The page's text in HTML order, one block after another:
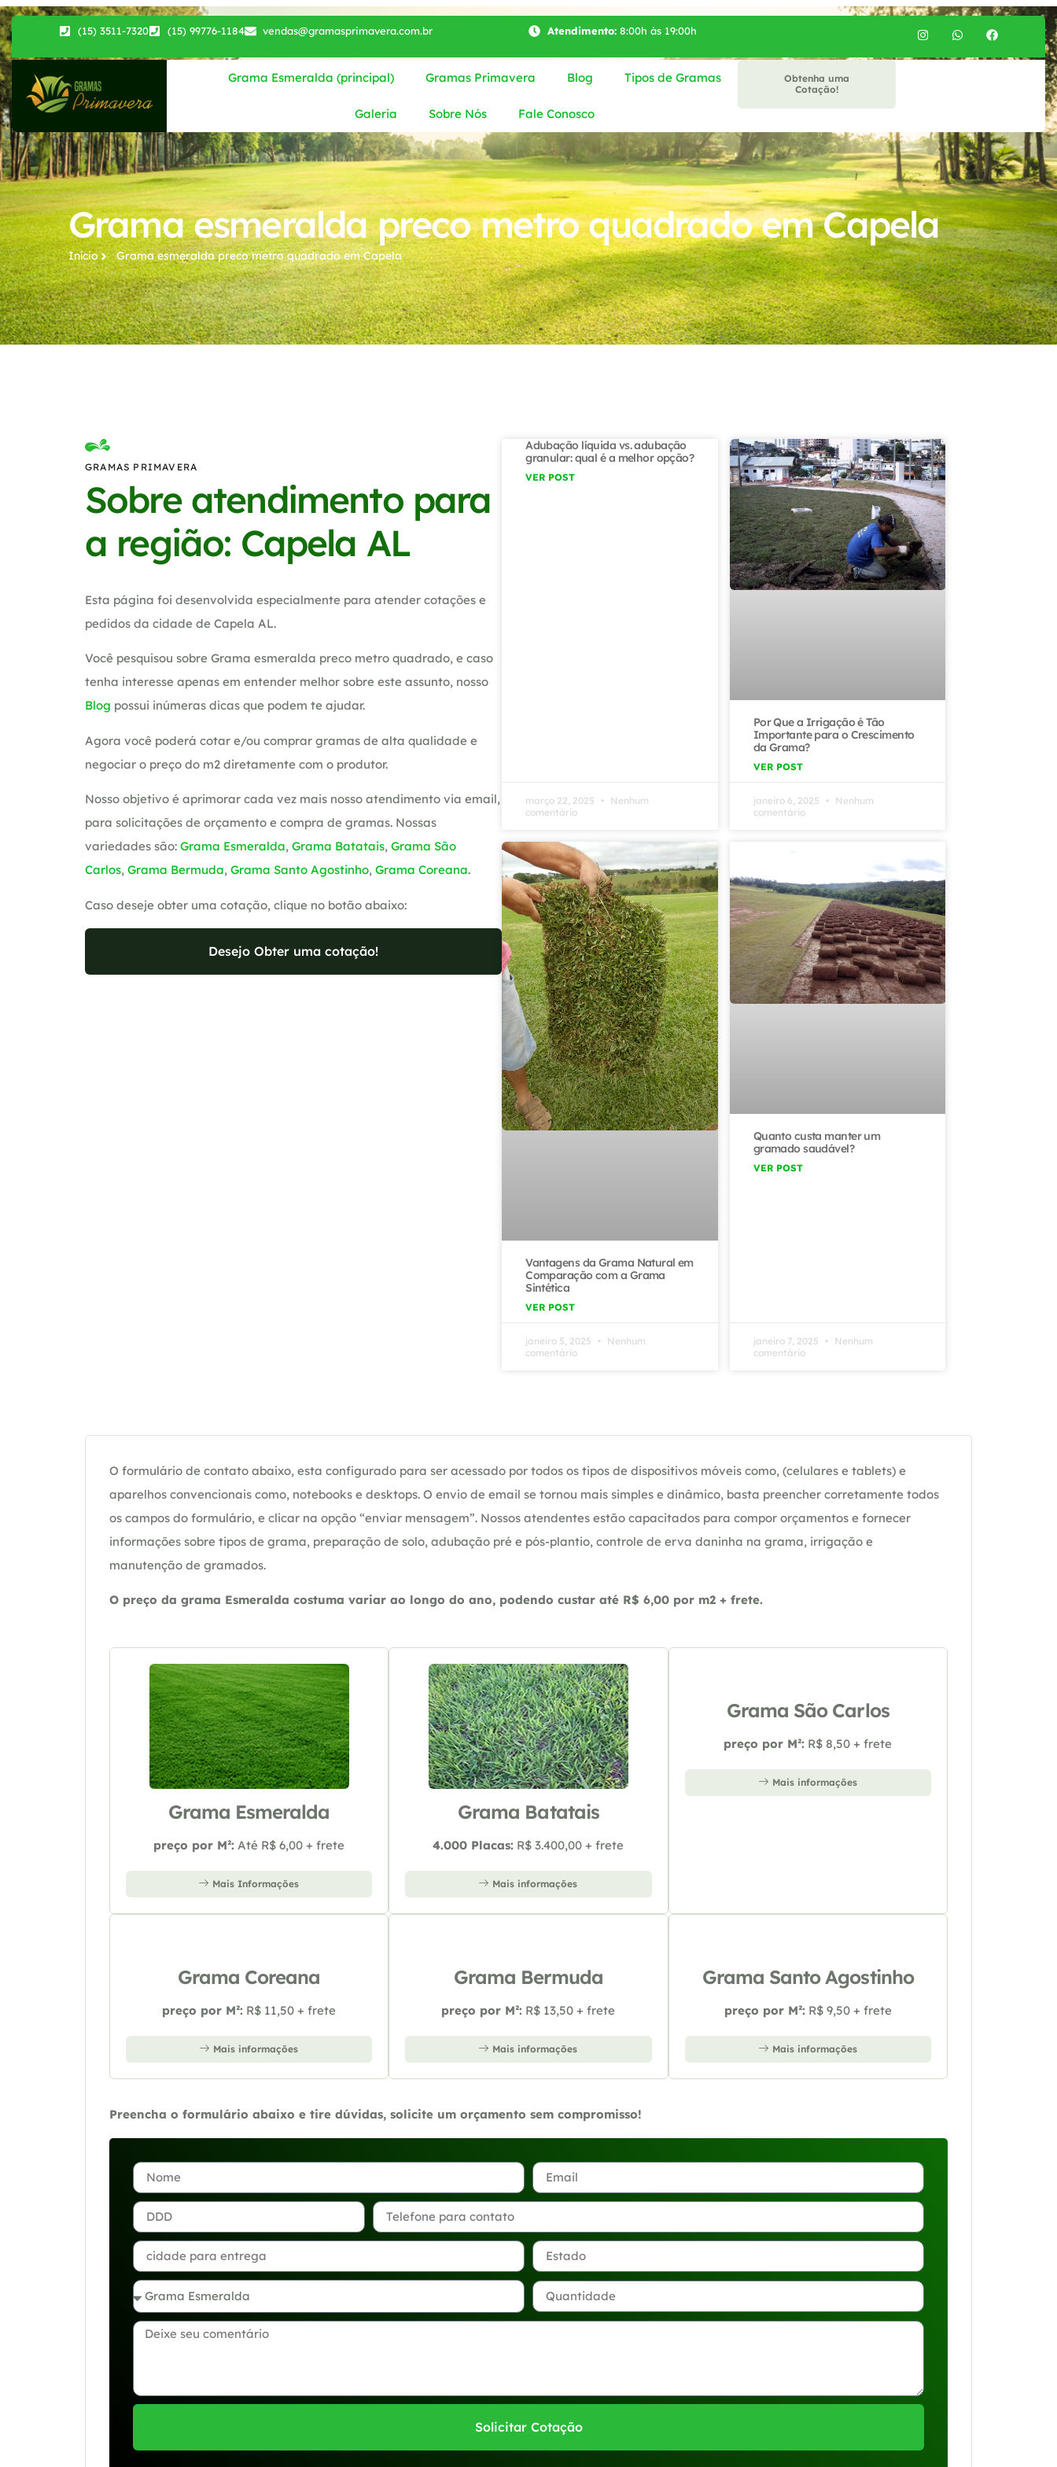
(15) 3511-7320 (15) 99776-1184 vendas@gramasprimavera.com.br Atendimento:8:00h às 19:00h
Grama Esmeralda (principal) Gramas Primavera Blog Tipos de Gramas
Galeria Sobre Nós Fale Conosco
Obtenha uma
Cotação!
Grama esmeralda preco metro quadrado em Capela
Início Grama esmeralda preco metro quadrado​ em Capela
GRAMAS PRIMAVERA
Sobre atendimento para
a região: Capela AL
Esta página foi desenvolvida especialmente para atender cotações e
pedidos da cidade de Capela AL.
Você pesquisou sobre Grama esmeralda preco metro quadrado, e caso
tenha interesse apenas em entender melhor sobre este assunto, nosso
Blog possui inúmeras dicas que podem te ajudar.
Agora você poderá cotar e/ou comprar gramas de alta qualidade e
negociar o preço do m2 diretamente com o produtor.
Nosso objetivo é aprimorar cada vez mais nosso atendimento via email,
para solicitações de orçamento e compra de gramas. Nossas
variedades são: Grama Esmeralda, Grama Batatais, Grama São
Carlos, Grama Bermuda, Grama Santo Agostinho, Grama Coreana.
Caso deseje obter uma cotação, clique no botão abaixo:
Desejo Obter uma cotação!
Adubação líquida vs. adubação
granular: qual é a melhor opção?
VER POST
março 22, 2025
Nenhum
comentário
Por Que a Irrigação é Tão
Importante para o Crescimento
da Grama?
VER POST
janeiro 6, 2025
Nenhum
comentário
Vantagens da Grama Natural em
Comparação com a Grama
Sintética
VER POST
janeiro 5, 2025
Nenhum
comentário
Quanto custa manter um
gramado saudável?
VER POST
janeiro 7, 2025
Nenhum
comentário
O formulário de contato abaixo, esta configurado para ser acessado por todos os tipos de dispositivos móveis como, (celulares e tablets) e
aparelhos convencionais como, notebooks e desktops. O envio de email se tornou mais simples e dinâmico, basta preencher corretamente todos
os campos do formulário, e clicar na opção “enviar mensagem”. Nossos atendentes estão capacitados para compor orçamentos e fornecer
informações sobre tipos de grama, preparação de solo, adubação pré e pós-plantio, controle de erva daninha na grama, irrigação e
manutenção de gramados.
O preço da grama Esmeralda costuma variar ao longo do ano, podendo custar até R$ 6,00 por m2 + frete.
Grama Esmeralda
preço por M²: Até R$ 6,00 + frete
Mais Informações
Grama Batatais
4.000 Placas: R$ 3.400,00 + frete
Mais informações
Grama São Carlos
preço por M²: R$ 8,50 + frete
Mais informações
Grama Coreana
preço por M²: R$ 11,50 + frete
Mais informações
Grama Bermuda
preço por M²: R$ 13,50 + frete
Mais informações
Grama Santo Agostinho
preço por M²: R$ 9,50 + frete
Mais informações
Preencha o formulário abaixo e tire dúvidas, solicite um orçamento sem compromisso!
Solicitar Cotação